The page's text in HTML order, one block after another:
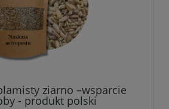
ziarno –wsparcie
- produkt polski